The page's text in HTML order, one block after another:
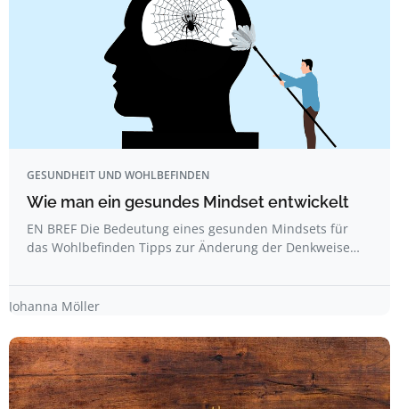
GESUNDHEIT UND WOHLBEFINDEN
Wie man ein gesundes Mindset entwickelt
EN BREF Die Bedeutung eines gesunden Mindsets für
das Wohlbefinden Tipps zur Änderung der Denkweise…
Johanna Möller